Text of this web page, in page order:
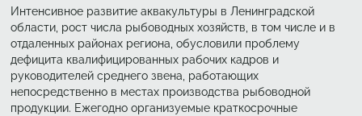
Интенсивное развитие аквакультуры в Ленинградской
области, рост числа рыбоводных хозяйств, в том числе и в
отдаленных районах региона, обусловили проблему
дефицита квалифицированных рабочих кадров и
руководителей среднего звена, работающих
непосредственно в местах производства рыбоводной
продукции. Ежегодно организуемые краткосрочные